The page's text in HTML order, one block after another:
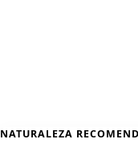
NATURALEZA